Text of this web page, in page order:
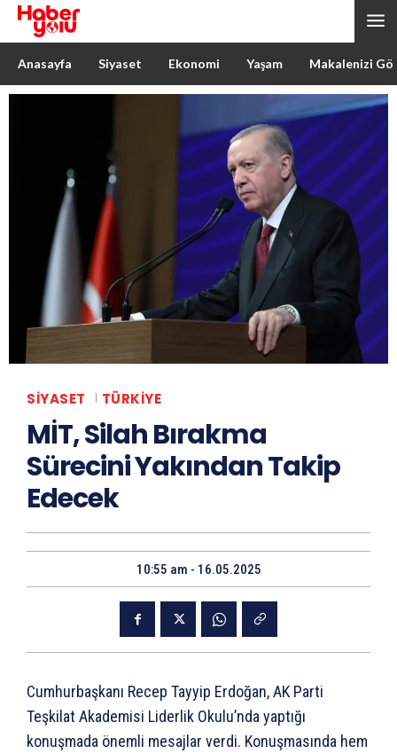
Anasayfa Siyaset Ekonomi Yaşam Makalenizi
SIYASET TÜRKIYE
MİT, Silah Bırakma
Sürecini Yakından Takip
Edecek
10:55 am - 16.05.2025
Cumhurbaşkanı Recep Tayyip Erdoğan, AK Parti
Teşkilat Akademisi Liderlik Okulu’nda yaptığı
konuşmada önemli mesajlar verdi. Konuşmasında hem